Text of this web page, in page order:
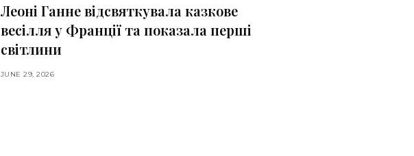
Леоні Ганне відсвяткувала казкове
весілля у Франції та показала перші
світлини
JUNE 29, 2026